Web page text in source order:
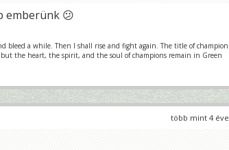
emberünk 😕
bleed a while. Then I shall rise and fight again. The title of champion
the heart, the spirit, and the soul of champions remain in Green
több mint 4 éve